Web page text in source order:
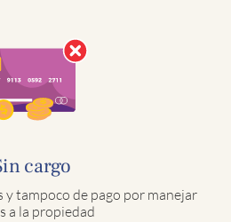
cargo
y tampoco de pago por manejar
a la propiedad